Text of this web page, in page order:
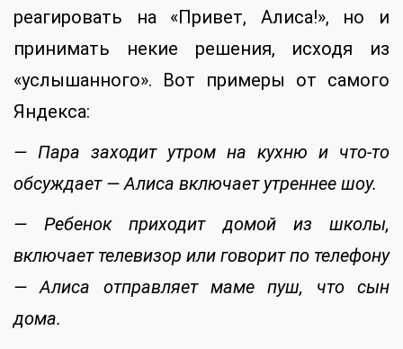
реагировать на «Привет, Алиса!», но и
принимать некие решения, исходя из
«услышанного». Вот примеры от самого
Яндекса:
— Пара заходит утром на кухню и что-то
обсуждает — Алиса включает утреннее шоу.
— Ребенок приходит домой из школы,
включает телевизор или говорит по телефону
— Алиса отправляет маме пуш, что сын
дома.